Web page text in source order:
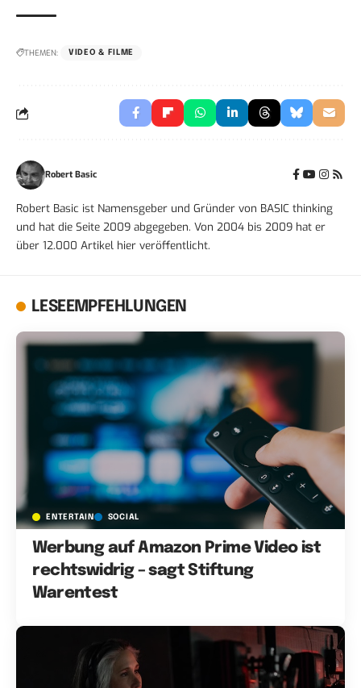
THEMEN: VIDEO & FILME
Robert Basic
Robert Basic ist Namensgeber und Gründer von BASIC thinking
und hat die Seite 2009 abgegeben. Von 2004 bis 2009 hat er
über 12.000 Artikel hier veröffentlicht.
LESEEMPFEHLUNGEN
ENTERTAIN SOCIAL
Werbung auf Amazon Prime Video ist
rechtswidrig – sagt Stiftung
Warentest